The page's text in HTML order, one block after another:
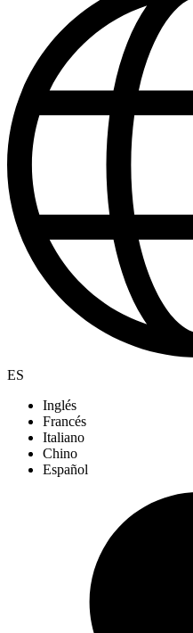
ES
Inglés
Francés
Italiano
Chino
Español